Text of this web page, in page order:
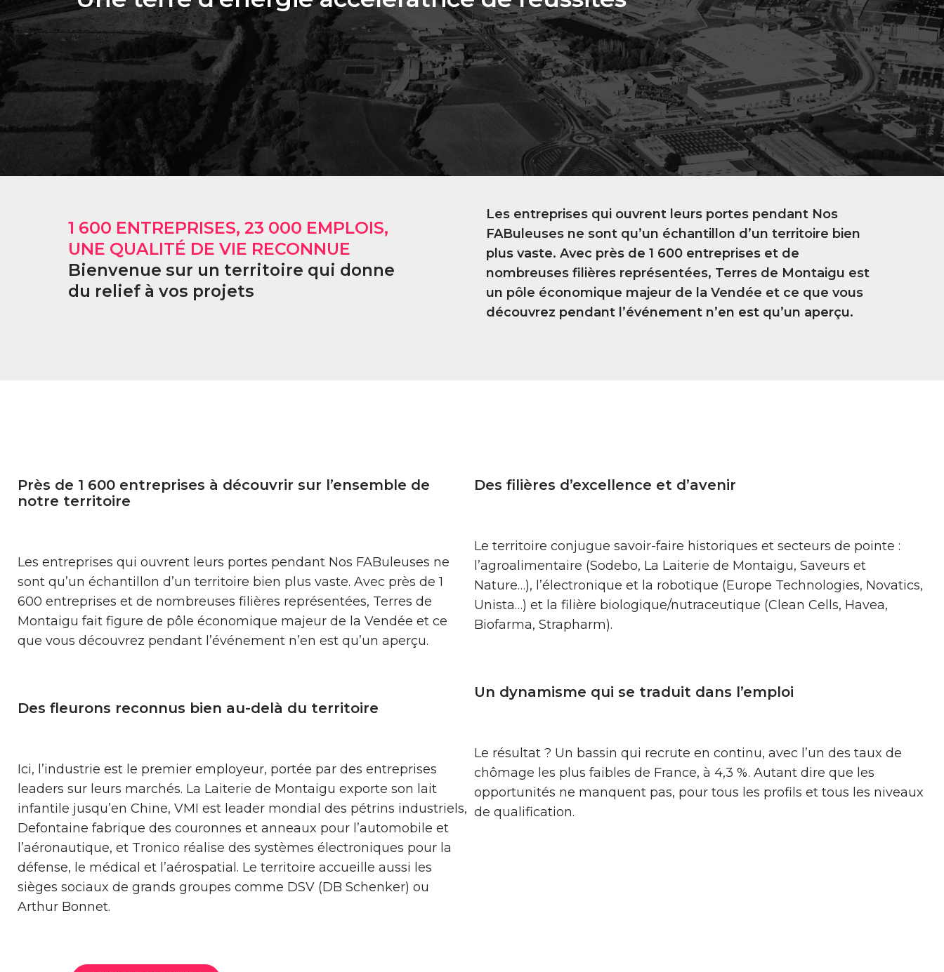
1 600 ENTREPRISES, 23 000 EMPLOIS,
UNE QUALITÉ DE VIE RECONNUE
Bienvenue sur un territoire qui donne
du relief à vos projets
Les entreprises qui ouvrent leurs portes pendant Nos
FABuleuses ne sont qu’un échantillon d’un territoire bien
plus vaste. Avec près de 1 600 entreprises et de
nombreuses filières représentées, Terres de Montaigu est
un pôle économique majeur de la Vendée et ce que vous
découvrez pendant l’événement n’en est qu’un aperçu.
Près de 1 600 entreprises à découvrir sur l’ensemble de
notre territoire
Les entreprises qui ouvrent leurs portes pendant Nos FABuleuses ne
sont qu’un échantillon d’un territoire bien plus vaste. Avec près de 1
600 entreprises et de nombreuses filières représentées, Terres de
Montaigu fait figure de pôle économique majeur de la Vendée et ce
que vous découvrez pendant l’événement n’en est qu’un aperçu.
Des fleurons reconnus bien au-delà du territoire
Ici, l’industrie est le premier employeur, portée par des entreprises
leaders sur leurs marchés. La Laiterie de Montaigu exporte son lait
infantile jusqu’en Chine, VMI est leader mondial des pétrins industriels,
Defontaine fabrique des couronnes et anneaux pour l’automobile et
l’aéronautique, et Tronico réalise des systèmes électroniques pour la
défense, le médical et l’aérospatial. Le territoire accueille aussi les
sièges sociaux de grands groupes comme DSV (DB Schenker) ou
Arthur Bonnet.
Des filières d’excellence et d’avenir
Le territoire conjugue savoir-faire historiques et secteurs de pointe :
l’agroalimentaire (Sodebo, La Laiterie de Montaigu, Saveurs et
Nature…), l’électronique et la robotique (Europe Technologies, Novatics,
Unista…) et la filière biologique/nutraceutique (Clean Cells, Havea,
Biofarma, Strapharm).
Un dynamisme qui se traduit dans l’emploi
Le résultat ? Un bassin qui recrute en continu, avec l’un des taux de
chômage les plus faibles de France, à 4,3 %. Autant dire que les
opportunités ne manquent pas, pour tous les profils et tous les niveaux
de qualification.